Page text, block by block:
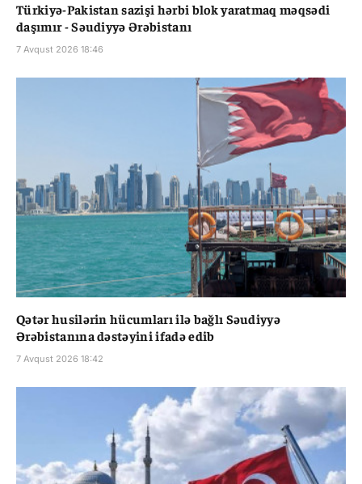
Türkiyə-Pakistan sazişi hərbi blok yaratmaq məqsədi
daşımır - Səudiyyə Ərəbistanı
7 Avqust 2026 18:46
Qətər husilərin hücumları ilə bağlı Səudiyyə
Ərəbistanına dəstəyini ifadə edib
7 Avqust 2026 18:42